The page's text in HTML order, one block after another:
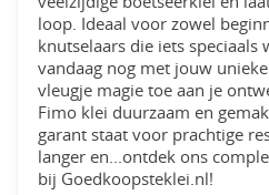
loop. Ideaal voor zowel
knutselaars die iets speciaals
vandaag nog met jouw
vleugje magie toe aan je
Fimo klei duurzaam en
garant staat voor prachtige
langer en...ontdek ons
bij Goedkoopsteklei.nl!